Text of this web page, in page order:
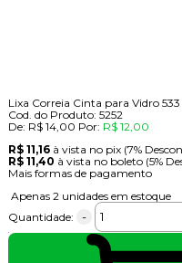
Lixa Correia Cinta para Vidro
Cod. do Produto: 5252
De: R$ 14,00 Por: R$ 12,00
R$ 11,16 à vista no pix (7%
R$ 11,40 à vista no boleto (5%
Mais formas de pagamento
Apenas 2 unidades em estoque
Quantidade:
-